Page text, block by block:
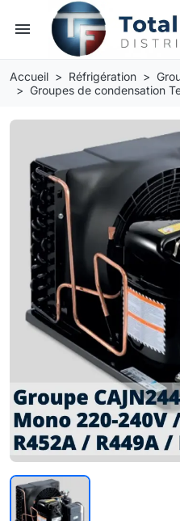
menu
Accueil Réfrigération
Groupes de condensation